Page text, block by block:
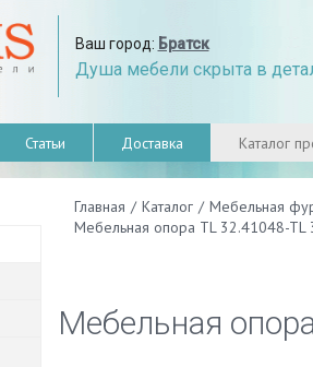
Ваш город: Братск
Душа мебели скрыта в
Статьи Доставка Каталог
Главная / Каталог / Мебельная
Мебельная опора TL 32.41048-TL
Мебельная